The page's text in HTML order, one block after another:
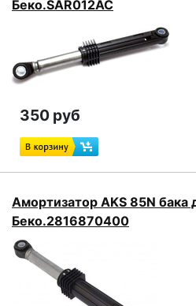
Беко.SAR012AC
350 руб
Амортизатор AKS 85N
Беко.2816870400